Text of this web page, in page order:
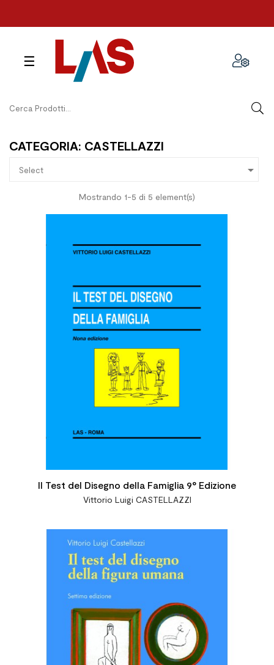
navigazione
☰
CATEGORIA: CASTELLAZZI
Select 
Mostrando 1-5 di 5 element(s)
Il Test del Disegno della Famiglia 9° Edizione
Vittorio Luigi CASTELLAZZI